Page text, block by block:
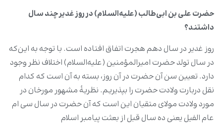
حضرت علی بن ابی‌طالب (علیه‌السلام) در روز غدیر چند سال
داشتند؟
روز غدیر در سال دهم هجرت اتفاق افتاده است. با توجه به این‌که
در سال تولد حضرت امیرالمؤمنین (علیه‌السلام) اختلاف نظر وجود
دارد. تعیین سن آن حضرت در آن روز، بسته به آن است که کدام
نقل دربارت ولادت حضرت را بپذیریم. نظریۀ مشهور مورخان در
مورد ولادت مولای متقیان این است که آن حضرت در سال سی ام
عام الفیل یعنی ده سال قبل از بعثت پیامبر اسلام